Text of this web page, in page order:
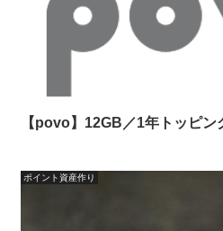
【povo】12GB／1年トッピン
ポイント資産作り